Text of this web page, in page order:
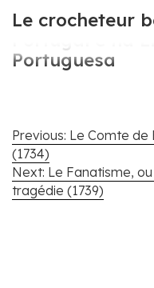
Cartografar
Portuguesa
Le crocheteur
Navegação
de
artigos
Previous: Le Comte de
(1734)
Next: Le Fanatisme,
tragédie (1739)